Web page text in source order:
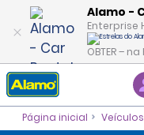
Alamo -
Enterprise
OBTER –
Página inicial Veículos